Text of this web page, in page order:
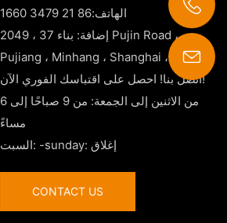
الهاتف:86 21 3479 1660
إضافة: بناء 37 ، 2049 Pujin Road ،
Pujiang ، Minhang ، Shanghai ، الصين
اتصل بنا! احصل على اقتباسك الفوري الآن!
من الاثنين إلى الجمعة: من 9 صباحًا إلى 6
مساءً
السبت: -sunday: إغلاق
CONTACT US